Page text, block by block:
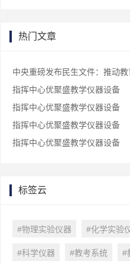
热门文章
指挥中心优聚盛教学仪器设备
指挥中心优聚盛教学仪器设备
指挥中心优聚盛教学仪器设备
指挥中心优聚盛教学仪器设备
标签云
#物理实验仪器 #化学实验
#科学仪器 #教考系统 #